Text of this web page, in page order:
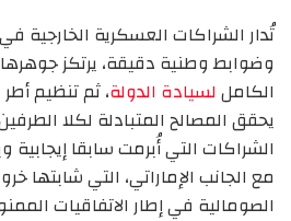
تُدار الشراكات العسكرية الخارجية
وضوابط وطنية دقيقة، يرتكز جوهرها
الكامل لسيادة الدولة، ثم تنظيم
يحقق المصالح المتبادلة لكلا
الشراكات التي أُبرمت سابقا إيجابية
مع الجانب الإماراتي، التي شابتها
الصومالية في إطار الاتفاقيات